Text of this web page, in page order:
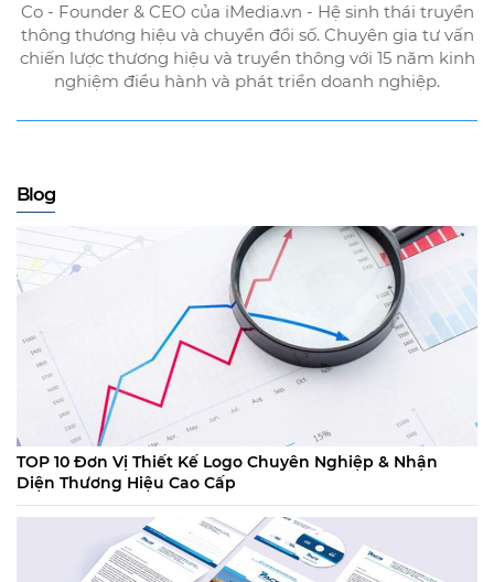
Co - Founder & CEO của iMedia.vn - Hệ sinh thái truyền
thông thương hiệu và chuyển đổi số. Chuyên gia tư vấn
chiến lược thương hiệu và truyền thông với 15 năm kinh
nghiệm điều hành và phát triển doanh nghiệp.
Blog
TOP 10 Đơn Vị Thiết Kế Logo Chuyên Nghiệp & Nhận
Diện Thương Hiệu Cao Cấp